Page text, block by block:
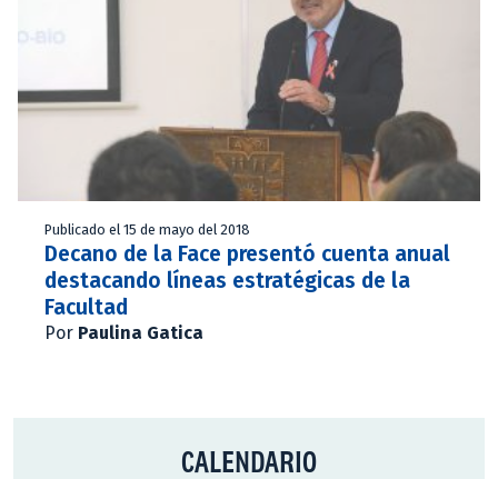
Publicado el 15 de mayo del 2018
Decano de la Face presentó cuenta anual
destacando líneas estratégicas de la
Facultad
Por Paulina Gatica
CALENDARIO